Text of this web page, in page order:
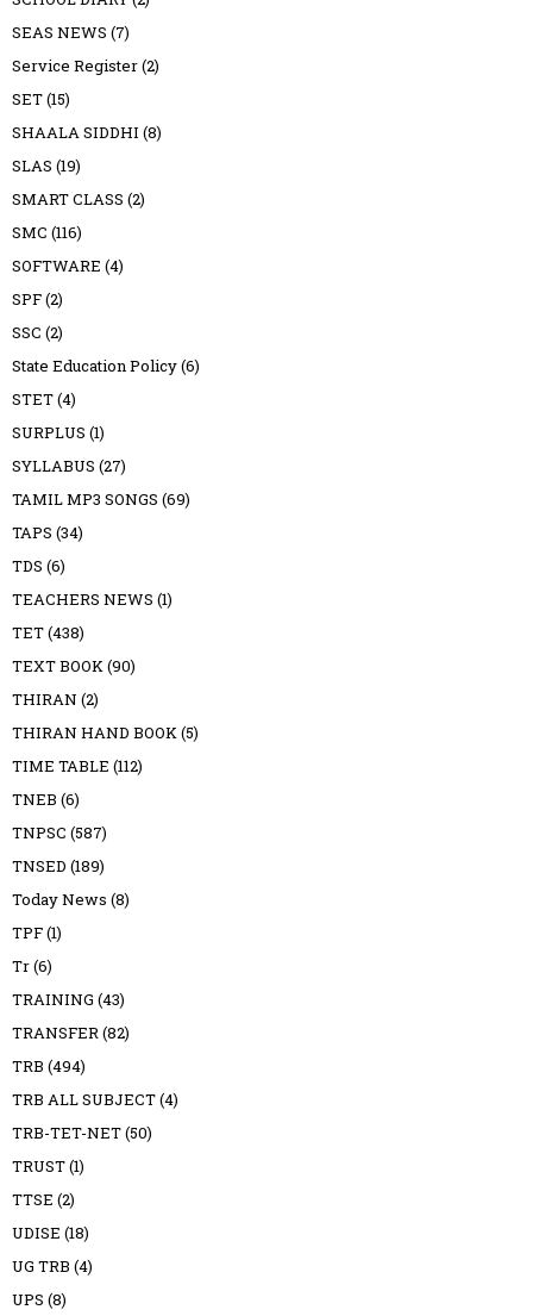
SEAS NEWS (7)
Service Register(2)
SET(15)
SHAALA SIDDHI (8)
SLAS (19)
SMART CLASS (2)
SMC (116)
SOFTWARE (4)
SPF(2)
SSC (2)
State Education Policy(6)
STET(4)
SURPLUS (1)
SYLLABUS (27)
TAMIL MP3 SONGS (69)
TAPS (34)
TDS (6)
TEACHERS NEWS (1)
TET(438)
TEXT BOOK(90)
THIRAN (2)
THIRAN HAND BOOK(5)
TIME TABLE (112)
TNEB (6)
TNPSC (587)
TNSED (189)
Today News (8)
TPF(1)
Tr(6)
TRAINING (43)
TRANSFER(82)
TRB (494)
TRB ALL SUBJECT(4)
TRB-TET-NET(50)
TRUST(1)
TTSE (2)
UDISE (18)
UG TRB (4)
UPS (8)